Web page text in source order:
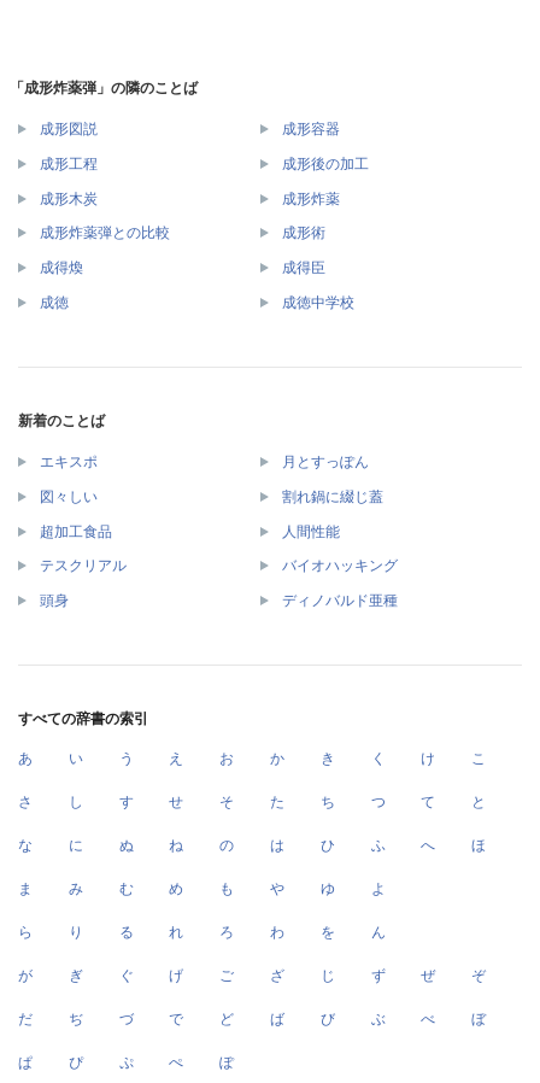
「成形炸薬弾」の隣のことば
成形図説 成形容器
成形工程 成形後の加工
成形木炭 成形炸薬
成形炸薬弾との比較 成形術
成得煥 成得臣
成徳 成徳中学校
新着のことば
エキスポ 月とすっぽん
図々しい 割れ鍋に綴じ蓋
超加工食品 人間性能
テスクリアル バイオハッキング
頭身 ディノバルド亜種
すべての辞書の索引
あ い う え お か き く け こ
さ し す せ そ た ち つ て と
な に ぬ ね の は ひ ふ へ ほ
ま み む め も や ゆ よ
ら り る れ ろ わ を ん
が ぎ ぐ げ ご ざ じ ず ぜ ぞ
だ ぢ づ で ど ば び ぶ べ ぼ
ぱ ぴ ぷ ぺ ぽ